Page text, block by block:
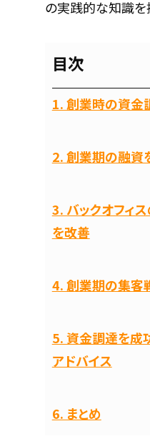
の実践的な知識を
目次
1. 創業時の資金
2. 創業期の融資
3. バックオフィ
を改善
4. 創業期の集客
5. 資金調達を成
アドバイス
6. まとめ